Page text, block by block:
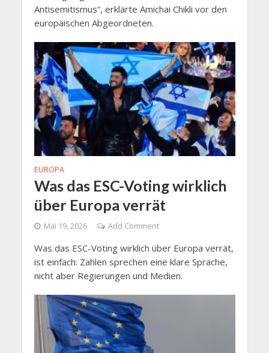
Antisemitismus“, erklärte Amichai Chikli vor den
europäischen Abgeordneten.
EUROPA
Was das ESC-Voting wirklich
über Europa verrät
Mai 19, 2026 Add Comment
Was das ESC-Voting wirklich über Europa verrät,
ist einfach: Zahlen sprechen eine klare Sprache,
nicht aber Regierungen und Medien.